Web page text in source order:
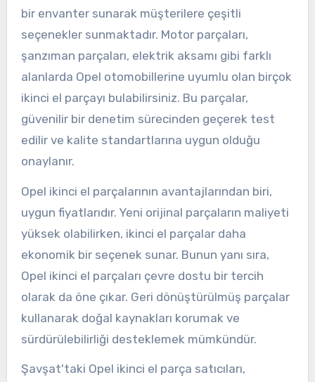
bir envanter sunarak müşterilere çeşitli
seçenekler sunmaktadır. Motor parçaları,
şanzıman parçaları, elektrik aksamı gibi farklı
alanlarda Opel otomobillerine uyumlu olan birçok
ikinci el parçayı bulabilirsiniz. Bu parçalar,
güvenilir bir denetim sürecinden geçerek test
edilir ve kalite standartlarına uygun olduğu
onaylanır.
Opel ikinci el parçalarının avantajlarından biri,
uygun fiyatlarıdır. Yeni orijinal parçaların maliyeti
yüksek olabilirken, ikinci el parçalar daha
ekonomik bir seçenek sunar. Bunun yanı sıra,
Opel ikinci el parçaları çevre dostu bir tercih
olarak da öne çıkar. Geri dönüştürülmüş parçalar
kullanarak doğal kaynakları korumak ve
sürdürülebilirliği desteklemek mümkündür.
Şavşat'taki Opel ikinci el parça satıcıları,